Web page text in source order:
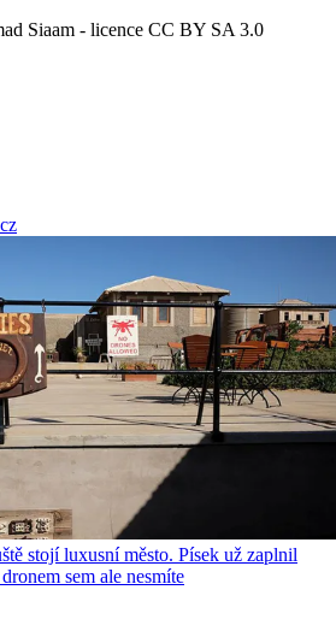
Siaam - licence CC BY SA 3.0
stojí luxusní město. Písek už zaplnil
sem ale nesmíte